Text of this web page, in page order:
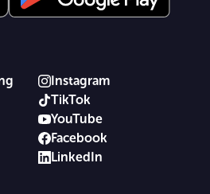
Instagram
TikTok
YouTube
Facebook
LinkedIn